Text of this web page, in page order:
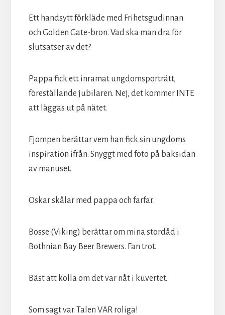
Ett handsytt förkläde med Frihetsgudinnan
och Golden Gate-bron. Vad ska man dra för
slutsatser av det?
Pappa fick ett inramat ungdomsporträtt,
föreställande jubilaren. Nej, det kommer INTE
att läggas ut på nätet.
Fjompen berättar vem han fick sin ungdoms
inspiration ifrån. Snyggt med foto på baksidan
av manuset.
Oskar skålar med pappa och farfar.
Bosse (Viking) berättar om mina stordåd i
Bothnian Bay Beer Brewers. Fan trot.
Bäst att kolla om det var nåt i kuvertet.
Som sagt var. Talen VAR roliga!